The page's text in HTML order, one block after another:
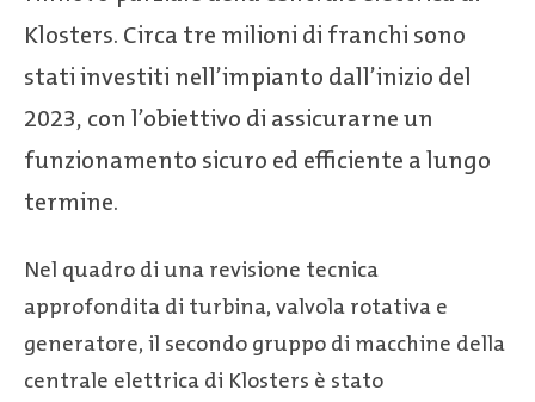
Klosters. Circa tre milioni di franchi sono
stati investiti nell’impianto dall’inizio del
2023, con l’obiettivo di assicurarne un
funzionamento sicuro ed efficiente a lungo
termine.
Nel quadro di una revisione tecnica
approfondita di turbina, valvola rotativa e
generatore, il secondo gruppo di macchine della
centrale elettrica di Klosters è stato